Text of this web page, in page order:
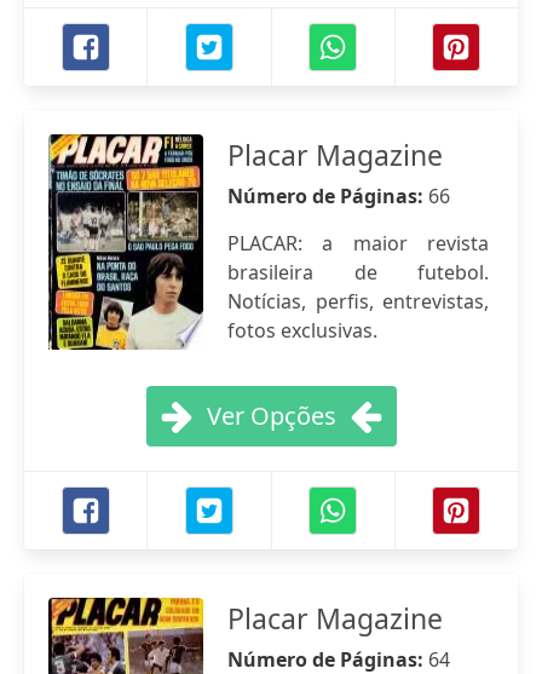
Placar Magazine
Número de Páginas: 66
PLACAR: a maior revista
brasileira de futebol.
Notícias, perfis, entrevistas,
fotos exclusivas.
Ver Opções
Placar Magazine
Número de Páginas: 64